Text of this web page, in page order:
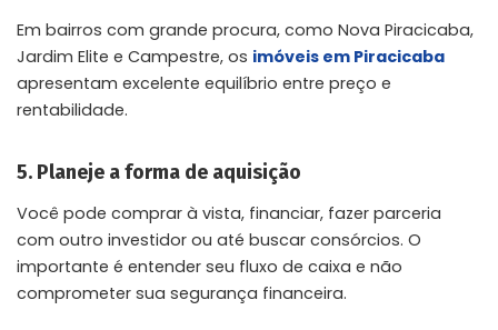
Em bairros com grande procura, como Nova Piracicaba,
Jardim Elite e Campestre, os imóveis em Piracicaba
apresentam excelente equilíbrio entre preço e
rentabilidade.
5. Planeje a forma de aquisição
Você pode comprar à vista, financiar, fazer parceria
com outro investidor ou até buscar consórcios. O
importante é entender seu fluxo de caixa e não
comprometer sua segurança financeira.